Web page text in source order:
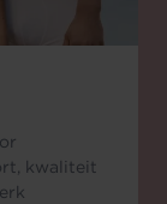
kwaliteit